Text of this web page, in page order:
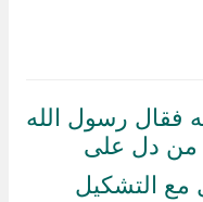
فقال رسول الله
من دل على
مع التشكيل